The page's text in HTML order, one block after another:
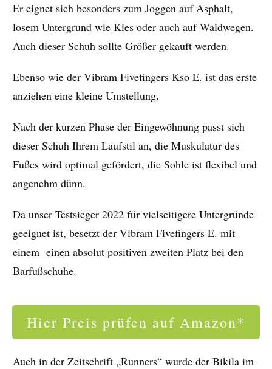
Er eignet sich besonders zum Joggen auf Asphalt,
losem Untergrund wie Kies oder auch auf Waldwegen.
Auch dieser Schuh sollte Größer gekauft werden.
Ebenso wie der Vibram Fivefingers Kso E. ist das erste
anziehen eine kleine Umstellung.
Nach der kurzen Phase der Eingewöhnung passt sich
dieser Schuh Ihrem Laufstil an, die Muskulatur des
Fußes wird optimal gefördert, die Sohle ist flexibel und
angenehm dünn.
Da unser Testsieger 2022 für vielseitigere Untergründe
geeignet ist, besetzt der Vibram Fivefingers E. mit
einem einen absolut positiven zweiten Platz bei den
Barfußschuhe.
Hier Preis prüfen auf Amazon*
Auch in der Zeitschrift „Runners“ wurde der Bikila im